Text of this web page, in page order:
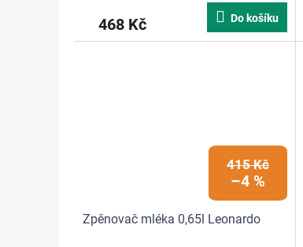
468 Kč Do košíku
415 Kč
–4 %
Zpěnovač mléka 0,65l Leonardo